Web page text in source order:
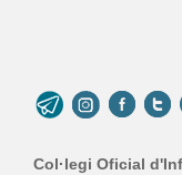
Col·legi Oficial